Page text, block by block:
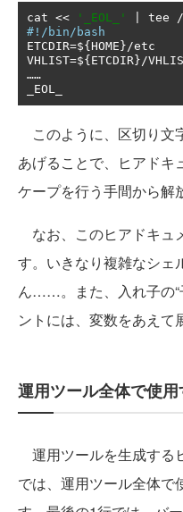
cat << '_EOL_' tee /
#!/bin/bash
ETCDIR=${ HOME }/etc
VHLIST=${ ETCDIR }/
……
_EOL_
このように、区切り文
あげることで、ヒアドキ
ケープを行う手間から解
なお、このヒアドキュ
す。いきなり複雑なシェ
ん……。また、入れ子の“
ントには、変数をあえて
運用ツール全体で使
運用ツールを生成する
では、運用ツール全体で